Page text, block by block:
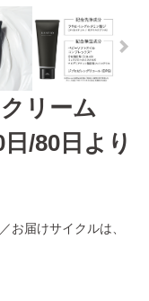
リーム
/80日より
お届けサイクルは、